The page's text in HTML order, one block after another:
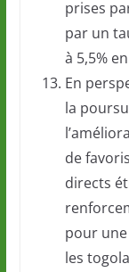
prises
par un
à 5,5%
En
la
de
directs
pour
les